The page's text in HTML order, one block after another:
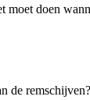
doen
de